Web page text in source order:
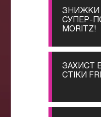
ЗНИЖКИ
СУПЕР-
MORITZ!
ЗАХИСТ
СТІКИ